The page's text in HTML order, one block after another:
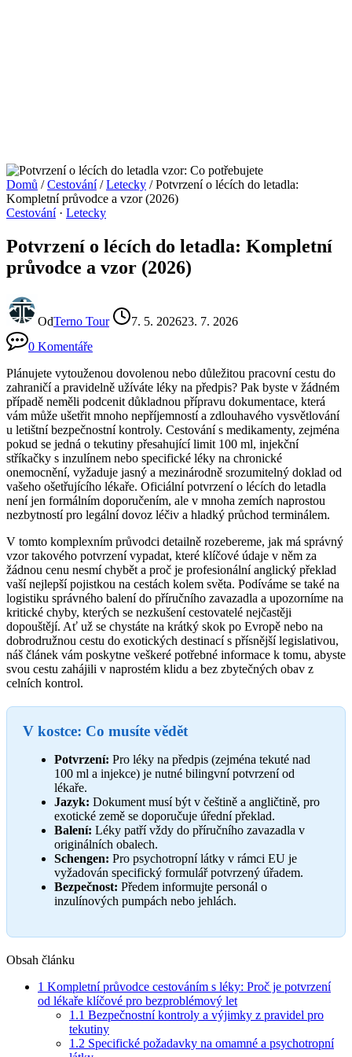
Domů / Cestování / Letecky / Potvrzení o lécích do letadla:
Kompletní průvodce a vzor (2026)
Cestování· Letecky
Potvrzení o lécích do letadla: Kompletní
průvodce a vzor (2026)
OdTerno Tour 7. 5. 202623. 7. 2026
0 Komentáře
Plánujete vytouženou dovolenou nebo důležitou pracovní cestu do
zahraničí a pravidelně užíváte léky na předpis? Pak byste v žádném
případě neměli podcenit důkladnou přípravu dokumentace, která
vám může ušetřit mnoho nepříjemností a zdlouhavého vysvětlování
u letištní bezpečnostní kontroly. Cestování s medikamenty, zejména
pokud se jedná o tekutiny přesahující limit 100 ml, injekční
stříkačky s inzulínem nebo specifické léky na chronické
onemocnění, vyžaduje jasný a mezinárodně srozumitelný doklad od
vašeho ošetřujícího lékaře. Oficiální potvrzení o lécích do letadla
není jen formálním doporučením, ale v mnoha zemích naprostou
nezbytností pro legální dovoz léčiv a hladký průchod terminálem.
V tomto komplexním průvodci detailně rozebereme, jak má správný
vzor takového potvrzení vypadat, které klíčové údaje v něm za
žádnou cenu nesmí chybět a proč je profesionální anglický překlad
vaší nejlepší pojistkou na cestách kolem světa. Podíváme se také na
logistiku správného balení do příručního zavazadla a upozorníme na
kritické chyby, kterých se nezkušení cestovatelé nejčastěji
dopouštějí. Ať už se chystáte na krátký skok po Evropě nebo na
dobrodružnou cestu do exotických destinací s přísnější legislativou,
náš článek vám poskytne veškeré potřebné informace k tomu, abyste
svou cestu zahájili v naprostém klidu a bez zbytečných obav z
celních kontrol.
V kostce: Co musíte vědět
Potvrzení: Pro léky na předpis (zejména tekuté nad
100 ml a injekce) je nutné bilingvní potvrzení od
lékaře.
Jazyk: Dokument musí být v češtině a angličtině, pro
exotické země se doporučuje úřední překlad.
Balení: Léky patří vždy do příručního zavazadla v
originálních obalech.
Schengen: Pro psychotropní látky v rámci EU je
vyžadován specifický formulář potvrzený úřadem.
Bezpečnost: Předem informujte personál o
inzulínových pumpách nebo jehlách.
Obsah článku
1 Kompletní průvodce cestováním s léky: Proč je potvrzení
od lékaře klíčové pro bezproblémový let
1.1 Bezpečnostní kontroly a výjimky z pravidel pro
tekutiny
1.2 Specifické požadavky na omamné a psychotropní